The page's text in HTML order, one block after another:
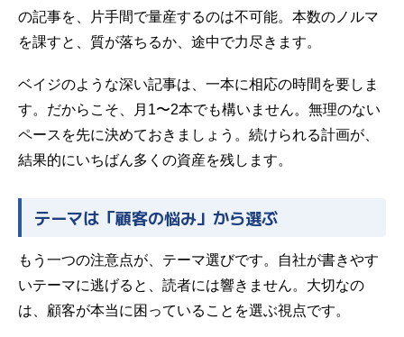
の記事を、片手間で量産するのは不可能。本数のノルマ
を課すと、質が落ちるか、途中で力尽きます。
ベイジのような深い記事は、一本に相応の時間を要しま
す。だからこそ、月1〜2本でも構いません。無理のない
ペースを先に決めておきましょう。続けられる計画が、
結果的にいちばん多くの資産を残します。
テーマは「顧客の悩み」から選ぶ
もう一つの注意点が、テーマ選びです。自社が書きやす
いテーマに逃げると、読者には響きません。大切なの
は、顧客が本当に困っていることを選ぶ視点です。